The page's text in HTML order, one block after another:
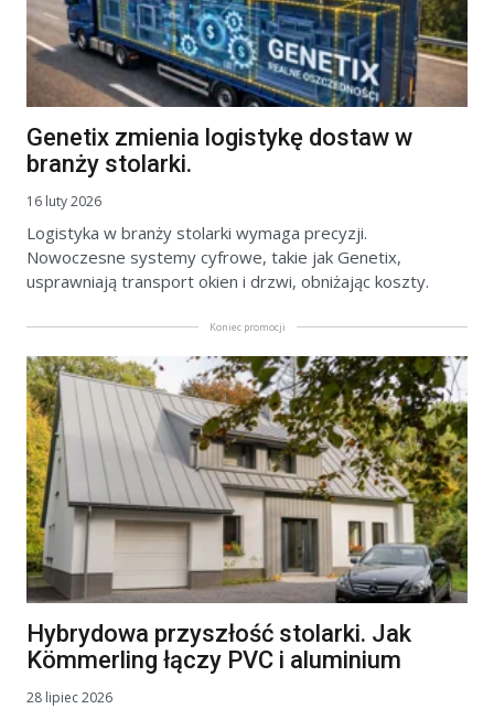
Genetix zmienia logistykę dostaw w
branży stolarki.
16 luty 2026
Logistyka w branży stolarki wymaga precyzji.
Nowoczesne systemy cyfrowe, takie jak Genetix,
usprawniają transport okien i drzwi, obniżając koszty.
Koniec promocji
Hybrydowa przyszłość stolarki. Jak
Kömmerling łączy PVC i aluminium
28 lipiec 2026